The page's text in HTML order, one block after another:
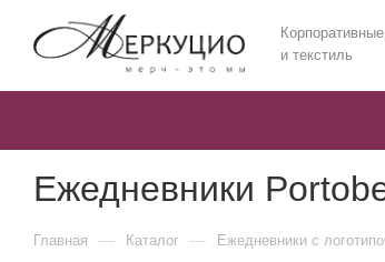
и текстиль
Ежедневники
Главная — Каталог — Ежедневники c